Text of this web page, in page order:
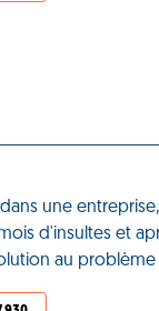
une
d'insultes et
au problème